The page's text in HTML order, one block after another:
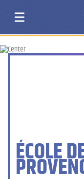
ÉCOLE